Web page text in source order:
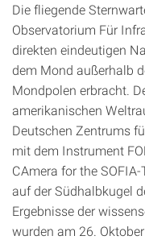
Die fliegende
Observatorium Für
direkten eindeutigen
dem Mond außerhalb
Mondpolen erbracht.
amerikanischen
Deutschen Zentrums
mit dem Instrument
CAmera for the
auf der Südhalbkugel
Ergebnisse der
wurden am 26.